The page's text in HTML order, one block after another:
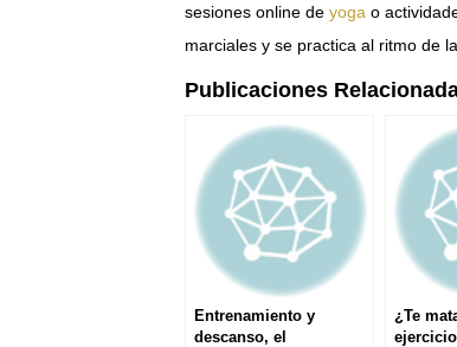
sesiones online de yoga o
marciales y se practica al ritmo de
Publicaciones
Entrenamiento y
descanso, el
¿Te
ejercicio